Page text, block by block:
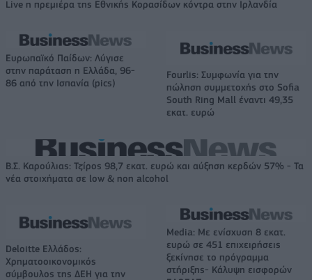
Live η πρεμιέρα της Εθνικής Κορασίδων κόντρα στην Ιρλανδία
Ευρωπαϊκό Παίδων: Λύγισε
στην παράταση η Ελλάδα, 96-
86 από την Ισπανία (pics)
Fourlis: Συμφωνία για την
πώληση συμμετοχής στο Sofia
South Ring Mall έναντι 49,35
εκατ. ευρώ
Β.Σ. Καρούλιας: Τζίρος 98,7 εκατ. ευρώ και αύξηση κερδών 57% - Τα
νέα στοιχήματα σε low & non alcohol
Deloitte Ελλάδος:
Χρηματοοικονομικός
σύμβουλος της ΔΕΗ για την
Media: Με ενίσχυση 8 εκατ.
ευρώ σε 451 επιχειρήσεις
ξεκίνησε το πρόγραμμα
στήριξης- Κάλυψη εισφορών